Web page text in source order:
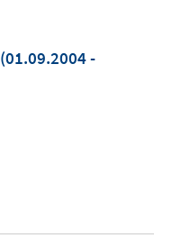
(01.09.2004 -